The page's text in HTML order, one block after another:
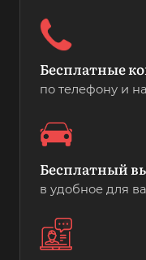
Бесплатные
по телефону и
Бесплатный
в удобное для